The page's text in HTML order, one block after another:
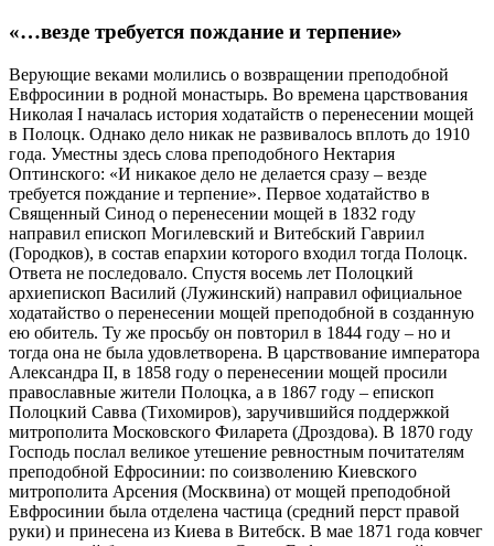
«…везде требуется пождание и терпение»
Верующие веками молились о возвращении преподобной
Евфросинии в родной монастырь. Во времена царствования
Николая I началась история ходатайств о перенесении мощей
в Полоцк. Однако дело никак не развивалось вплоть до 1910
года. Уместны здесь слова преподобного Нектария
Оптинского: «И никакое дело не делается сразу – везде
требуется пождание и терпение». Первое ходатайство в
Священный Синод о перенесении мощей в 1832 году
направил епископ Могилевский и Витебский Гавриил
(Городков), в состав епархии которого входил тогда Полоцк.
Ответа не последовало. Спустя восемь лет Полоцкий
архиепископ Василий (Лужинский) направил официальное
ходатайство о перенесении мощей преподобной в созданную
ею обитель. Ту же просьбу он повторил в 1844 году – но и
тогда она не была удовлетворена. В царствование императора
Александра II, в 1858 году о перенесении мощей просили
православные жители Полоцка, а в 1867 году – епископ
Полоцкий Савва (Тихомиров), заручившийся поддержкой
митрополита Московского Филарета (Дроздова). В 1870 году
Господь послал великое утешение ревностным почитателям
преподобной Ефросинии: по соизволению Киевского
митрополита Арсения (Москвина) от мощей преподобной
Евфросинии была отделена частица (средний перст правой
руки) и принесена из Киева в Витебск. В мае 1871 года ковчег